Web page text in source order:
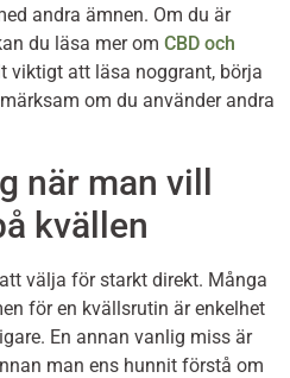
andra ämnen. Om du är
du läsa mer omCBD och
viktigt att läsa noggrant, börja
om du använder andra
när man vill
kvällen
välja för starkt direkt. Många
för en kvällsrutin är enkelhet
En annan vanlig miss är
man ens hunnit förstå om